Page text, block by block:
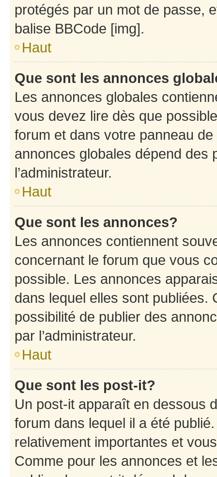
protégés par un mot de passe,
balise BBCode [img].
Haut
Que sont les annonces
Les annonces globales
vous devez lire dès que
forum et dans votre panneau
annonces globales dépend des
l’administrateur.
Haut
Que sont les annonces?
Les annonces contiennent
concernant le forum que vous
possible. Les annonces
dans lequel elles sont publiées.
possibilité de publier des
par l’administrateur.
Haut
Que sont les post-it?
Un post-it apparaît en dessous
forum dans lequel il a été
relativement importantes et
Comme pour les annonces et